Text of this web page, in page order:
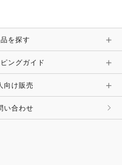
革小物
ストラップ
ュ
を探す
ングガイド
向け販売
い合わせ